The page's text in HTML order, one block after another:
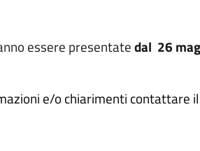
essere presentatedal 26
e/o chiarimenti contattare